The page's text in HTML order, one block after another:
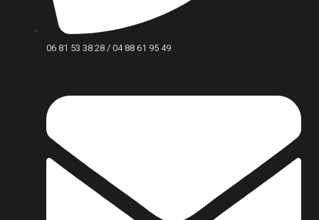
06 81 53 38 28 / 04 88 61 95 49